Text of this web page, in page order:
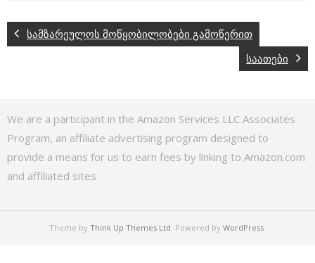
სამზარეულოს მოწყობილობები გამოწერით
საათები
We are a participant in the Amazon Services LLC Associates
Program, an affiliate advertising program designed to
provide a means for us to earn fees by linking to Amazon.com
and affiliated sites
Theme by Think Up Themes Ltd . Powered by WordPress